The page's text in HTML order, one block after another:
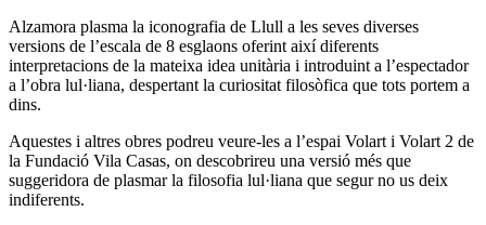
Alzamora plasma la iconografia de Llull a les seves diverses
versions de l’escala de 8 esglaons oferint així diferents
interpretacions de la mateixa idea unitària i introduint a l’espectador
a l’obra lul·liana, despertant la curiositat filosòfica que tots portem a
dins.
Aquestes i altres obres podreu veure-les a l’espai Volart i Volart 2 de
la Fundació Vila Casas, on descobrireu una versió més que
suggeridora de plasmar la filosofia lul·liana que segur no us deix
indiferents.